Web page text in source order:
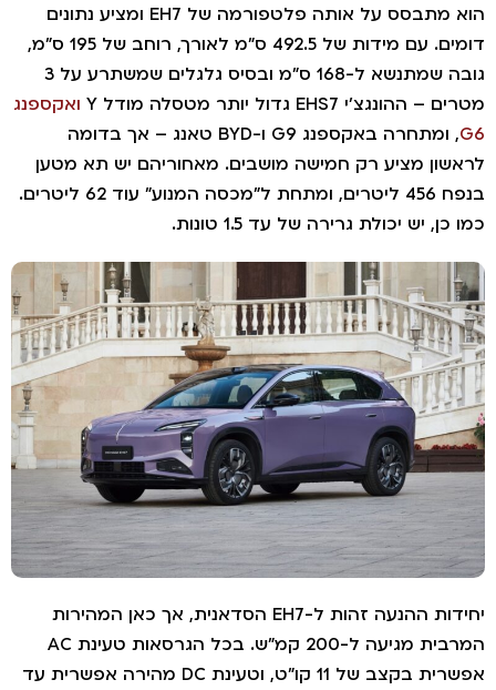
הוא מתבסס על אותה פלטפורמה של EH7 ומציע נתונים
דומים. עם מידות של 492.5 ס"מ לאורך, רוחב של 195 ס"מ,
גובה שמתנשא ל-168 ס"מ ובסיס גלגלים שמשתרע על 3
מטרים – ההונגצ'י EHS7 גדול יותר מטסלה מודל Y
ואקספנג
G6
, ומתחרה באקספנג G9 ו-BYD טאנג – אך בדומה
לראשון מציע רק חמישה מושבים. מאחוריהם יש תא מטען
בנפח 456 ליטרים, ומתחת ל"מכסה המנוע" עוד 62 ליטרים.
כמו כן, יש יכולת גרירה של עד 1.5 טונות.
יחידות ההנעה זהות ל-EH7 הסדאנית, אך כאן המהירות
המרבית מגיעה ל-200 קמ"ש. בכל הגרסאות טעינת AC
אפשרית בקצב של 11 קו"ט, וטעינת DC מהירה אפשרית עד